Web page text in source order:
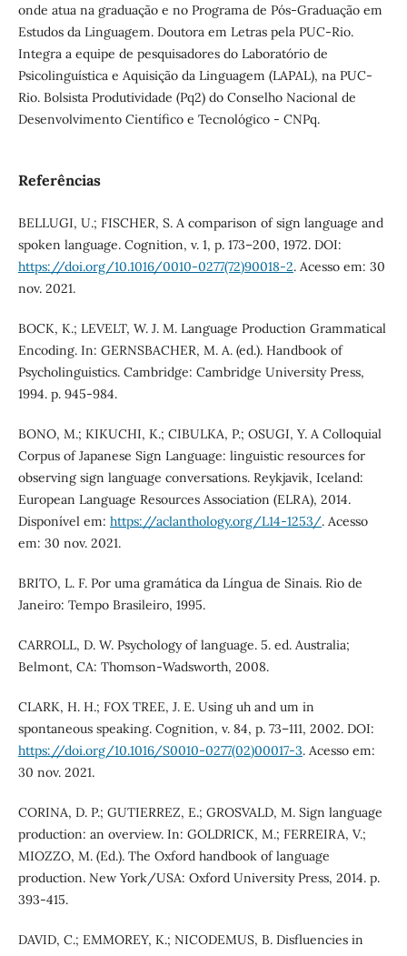
onde atua na graduação e no Programa de Pós-Graduação em
Estudos da Linguagem. Doutora em Letras pela PUC-Rio.
Integra a equipe de pesquisadores do Laboratório de
Psicolinguística e Aquisição da Linguagem (LAPAL), na PUC-
Rio. Bolsista Produtividade (Pq2) do Conselho Nacional de
Desenvolvimento Científico e Tecnológico - CNPq.
Referências
BELLUGI, U.; FISCHER, S. A comparison of sign language and
spoken language. Cognition, v. 1, p. 173–200, 1972. DOI:
https://doi.org/10.1016/0010-0277(72)90018-2. Acesso em: 30
nov. 2021.
BOCK, K.; LEVELT, W. J. M. Language Production Grammatical
Encoding. In: GERNSBACHER, M. A. (ed.). Handbook of
Psycholinguistics. Cambridge: Cambridge University Press,
1994. p. 945-984.
BONO, M.; KIKUCHI, K.; CIBULKA, P.; OSUGI, Y. A Colloquial
Corpus of Japanese Sign Language: linguistic resources for
observing sign language conversations. Reykjavik, Iceland:
European Language Resources Association (ELRA), 2014.
Disponível em: https://aclanthology.org/L14-1253/. Acesso
em: 30 nov. 2021.
BRITO, L. F. Por uma gramática da Língua de Sinais. Rio de
Janeiro: Tempo Brasileiro, 1995.
CARROLL, D. W. Psychology of language. 5. ed. Australia;
Belmont, CA: Thomson-Wadsworth, 2008.
CLARK, H. H.; FOX TREE, J. E. Using uh and um in
spontaneous speaking. Cognition, v. 84, p. 73–111, 2002. DOI:
https://doi.org/10.1016/S0010-0277(02)00017-3. Acesso em:
30 nov. 2021.
CORINA, D. P.; GUTIERREZ, E.; GROSVALD, M. Sign language
production: an overview. In: GOLDRICK, M.; FERREIRA, V.;
MIOZZO, M. (Ed.). The Oxford handbook of language
production. New York/USA: Oxford University Press, 2014. p.
393-415.
DAVID, C.; EMMOREY, K.; NICODEMUS, B. Disfluencies in